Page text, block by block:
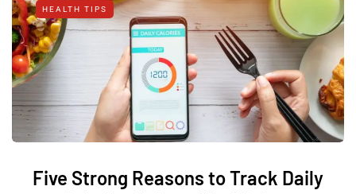
HEALTH TIPS
Five Strong Reasons to Track Daily